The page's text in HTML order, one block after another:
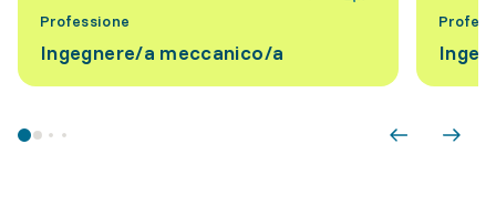
Professione
Ingegnere/a meccanico/a